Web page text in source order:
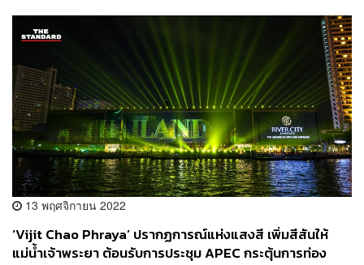
13 พฤศจิกายน 2022
‘Vijit Chao Phraya’ ปรากฏการณ์แห่งแสงสี เพิ่มสีสันให้
แม่น้ำเจ้าพระยา ต้อนรับการประชุม APEC กระตุ้นการท่อง